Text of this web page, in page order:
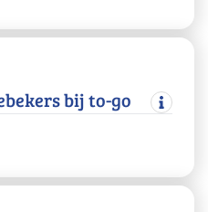
bij to-go